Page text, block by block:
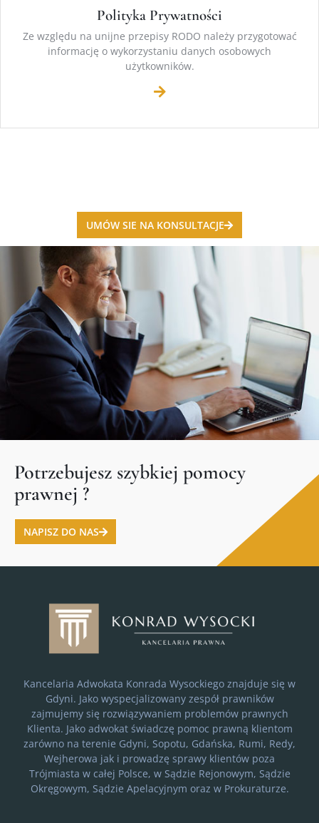
Polityka Prywatności
Ze względu na unijne przepisy RODO należy przygotować
informację o wykorzystaniu danych osobowych
użytkowników.
UMÓW SIE NA KONSULTACJE
Potrzebujesz szybkiej pomocy
prawnej ?
NAPISZ DO NAS
Kancelaria Adwokata Konrada Wysockiego znajduje się w
Gdyni. Jako wyspecjalizowany zespół prawników
zajmujemy się rozwiązywaniem problemów prawnych
Klienta. Jako adwokat świadczę pomoc prawną klientom
zarówno na terenie Gdyni, Sopotu, Gdańska, Rumi, Redy,
Wejherowa jak i prowadzę sprawy klientów poza
Trójmiasta w całej Polsce, w Sądzie Rejonowym, Sądzie
Okręgowym, Sądzie Apelacyjnym oraz w Prokuraturze.